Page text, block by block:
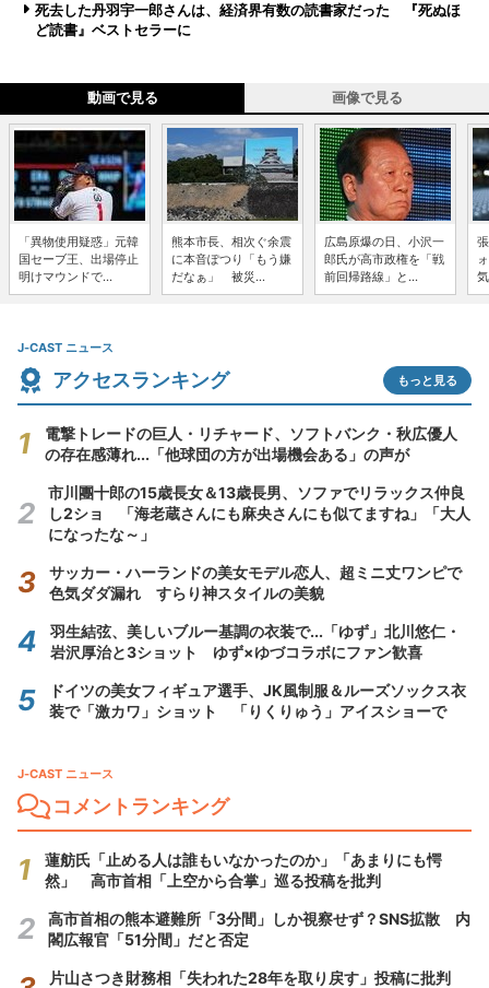
死去した丹羽宇一郎さんは、経済界有数の読書家だった 『死ぬほ
ど読書』ベストセラーに
動画で見る 画像で見る
「異物使用疑惑」元韓
国セーブ王、出場停止
明けマウンドで...
熊本市長、相次ぐ余震
に本音ぽつり「もう嫌
だなぁ」 被災...
広島原爆の日、小沢一
郎氏が高市政権を「戦
前回帰路線」と...
J-CAST ニュース
アクセスランキング もっと見る
電撃トレードの巨人・リチャード、ソフトバンク・秋広優人
の存在感薄れ...「他球団の方が出場機会ある」の声が
市川團十郎の15歳長女＆13歳長男、ソファでリラックス仲良
し2ショ 「海老蔵さんにも麻央さんにも似てますね」「大人
になったな～」
サッカー・ハーランドの美女モデル恋人、超ミニ丈ワンピで
色気ダダ漏れ すらり神スタイルの美貌
羽生結弦、美しいブルー基調の衣装で...「ゆず」北川悠仁・
岩沢厚治と3ショット ゆず×ゆづコラボにファン歓喜
ドイツの美女フィギュア選手、JK風制服＆ルーズソックス衣
装で「激カワ」ショット 「りくりゅう」アイスショーで
J-CAST ニュース
コメントランキング
蓮舫氏「止める人は誰もいなかったのか」「あまりにも愕
然」 高市首相「上空から合掌」巡る投稿を批判
高市首相の熊本避難所「3分間」しか視察せず？SNS拡散 内
閣広報官「51分間」だと否定
片山さつき財務相「失われた28年を取り戻す」投稿に批判